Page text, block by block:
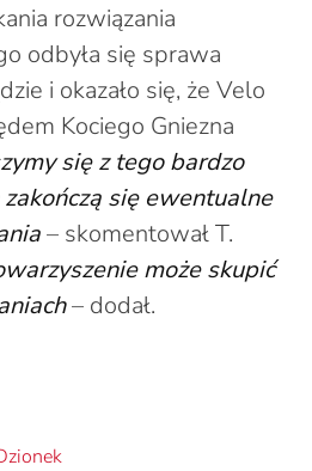
rozwiązania
odbyła się sprawa
i okazało się, że Velo
Kociego Gniezna
się z tego bardzo
się ewentualne
– skomentował T.
może skupić
– dodał.